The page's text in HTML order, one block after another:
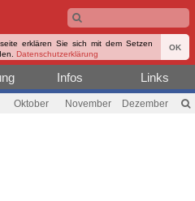
erklären Sie sich mit dem Setzen
Datenschutzerklärung
OK
Infos Links
Oktober November Dezember